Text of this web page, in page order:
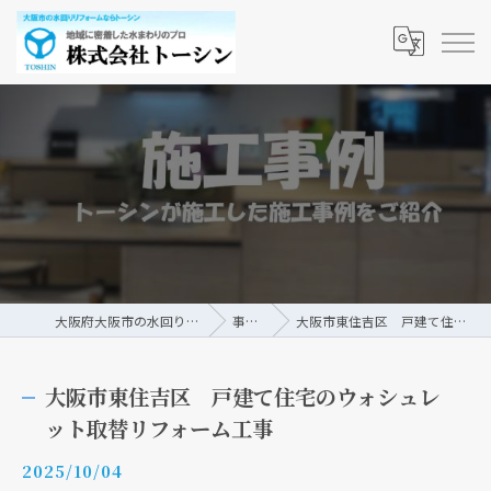
大阪府大阪市の水回りリフォームなら株式会社トーシン 事例/ブログ 大阪市東住吉区 戸建て住宅のウォシュレット取替リフォーム工事
大阪市東住吉区 戸建て住宅のウォシュレ
ット取替リフォーム工事
2025/10/04